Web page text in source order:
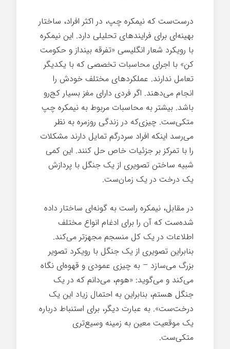
درست‌ست که نیمکره چپ، در اکثر افراد، ساختار
بهینه‌ای برای فرایندهای تحلیلی دارد. این نیمکره
با رویکرد شعار انگلیسی «تفرقه بینداز و حکومت
کن» با اجرای محاسبات تخصصی که با یکدیگر
تعامل ندارند. عملکردهای مختلف خودش را
انجام می‌دهند. اگر فردی دارای مغز بسیار کج‌رو
باشد. بیشتر به محاسبات مربوط به نیمکره چپ
متکی‌ست. چیزی‌که در زندگی روزمره به نظر
می‌رسد اینکه افراد سردرگم تمایل دارند مشکلات
را با تمرکز بر جزئیات خاص حل کنند. این کمی
شبیه ساختن تصویری از یک جنگل با پردازش
یک درخت در یک زمان‌ست.
در مقابل، نیمکره راست به گونه‌ای ساختار داده
شده‌ست که آن را برای ادغام انواع مختلف
اطلاعات در یک کل منسجم مجهزتر می‌کند.
بنابراین تصویری از یک جنگل با رویکرد تصویر
بزرگ می‌سازد – به چیزی عمودی و قهوه‌ای نگاه
می‌کند و می‌گوید: «هوم، می‌دانم که در یک
جنگل هستم، بنابراین به احتمال زیاد این یک
درخت‌ست». به عبارت دیگر، برای استنباط درباره
یک موقعیت معین به زمینه وسیع‌تری
متکی‌ست.